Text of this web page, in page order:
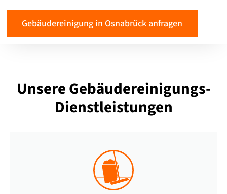
Gebäudereinigung in Osnabrück anfragen
UnsereGebäudereinigungs-
Dienstleistungen